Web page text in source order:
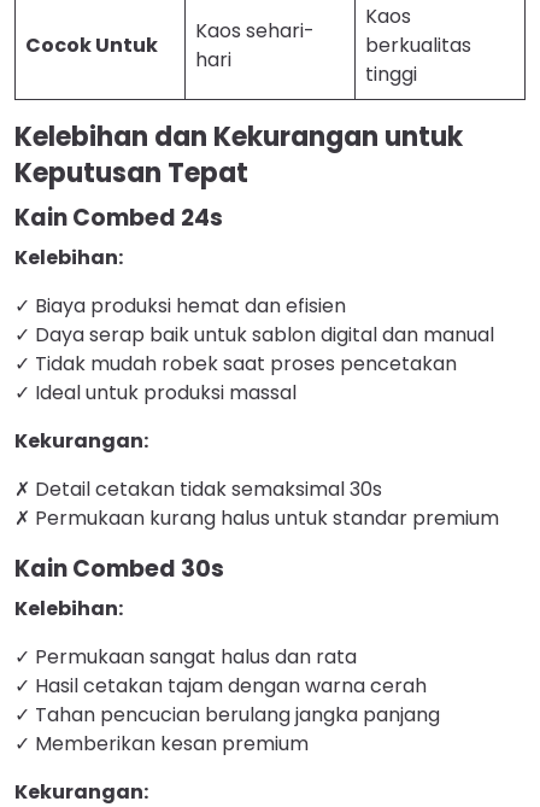
Cocok Untuk
Kaos sehari-
hari
Kaos
berkualitas
tinggi
Kelebihan dan Kekurangan untuk
Keputusan Tepat
Kain Combed 24s
Kelebihan:
✓ Biaya produksi hemat dan efisien
✓ Daya serap baik untuk sablon digital dan manual
✓ Tidak mudah robek saat proses pencetakan
✓ Ideal untuk produksi massal
Kekurangan:
✗ Detail cetakan tidak semaksimal 30s
✗ Permukaan kurang halus untuk standar premium
Kain Combed 30s
Kelebihan:
✓ Permukaan sangat halus dan rata
✓ Hasil cetakan tajam dengan warna cerah
✓ Tahan pencucian berulang jangka panjang
✓ Memberikan kesan premium
Kekurangan: